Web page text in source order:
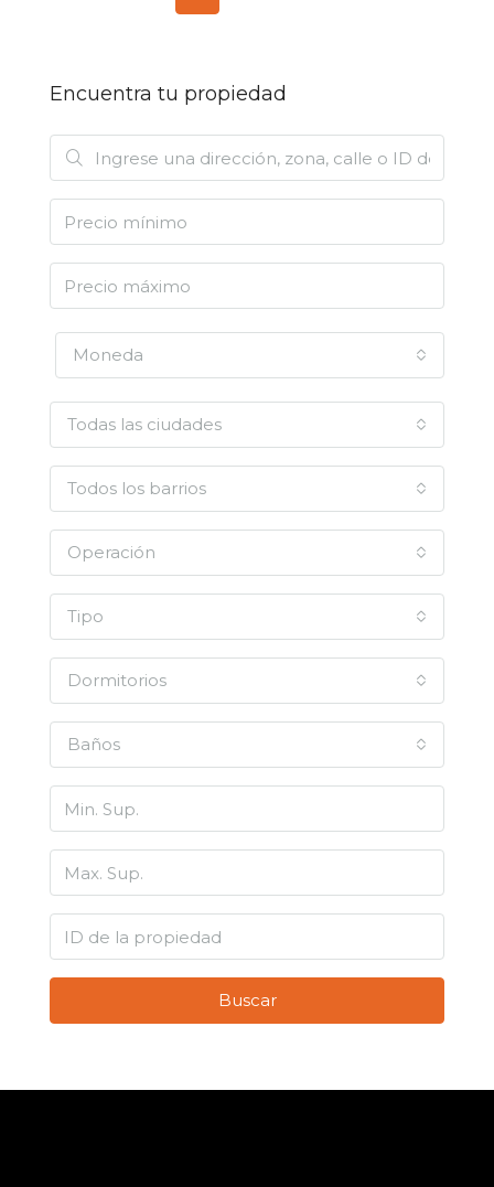
Encuentra tu propiedad
Moneda
Todas las ciudades
Todos los barrios
Operación
Tipo
Dormitorios
Baños
Buscar